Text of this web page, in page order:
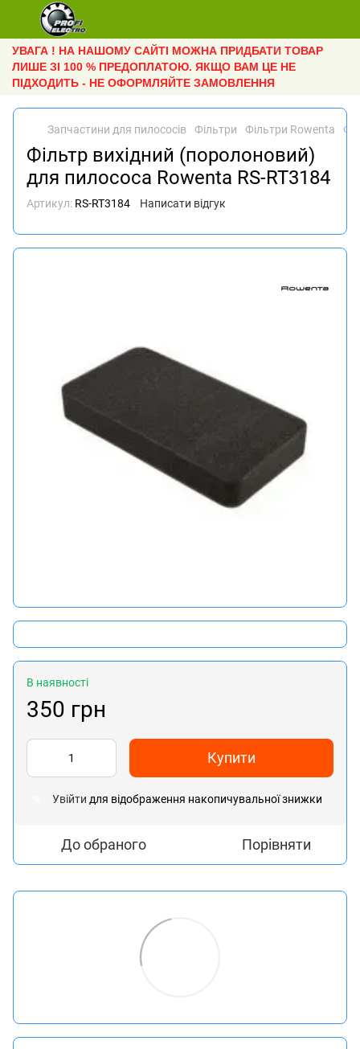
УВАГА ! НА НАШОМУ САЙТІ МОЖНА ПРИДБАТИ ТОВАР
ЛИШЕ ЗІ 100 % ПРЕДОПЛАТОЮ. ЯКЩО ВАМ ЦЕ НЕ
ПІДХОДИТЬ - НЕ ОФОРМЛЯЙТЕ ЗАМОВЛЕННЯ
Запчастини для пилососів Фільтри Фільтри Rowenta
Фільтр вихідний (поролоновий)
для пилососа Rowenta RS-RT3184
Артикул: RS-RT3184 Написати відгук
В наявності
350 грн
Купити
Увійти для відображення накопичувальної знижки
До обраного Порівняти